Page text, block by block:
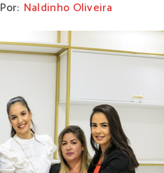
Por: Naldinho Oliveira